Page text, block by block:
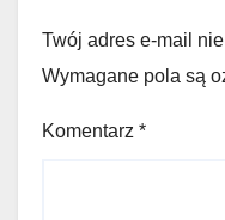
Twój adres e-mail
Wymagane pola są
Komentarz *